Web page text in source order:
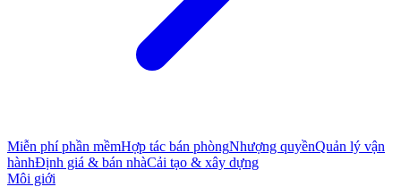
Miễn phí phần mềmHợp tác bán phòngNhượng quyềnQuản lý vận
hànhĐịnh giá & bán nhàCải tạo & xây dựng
Môi giới